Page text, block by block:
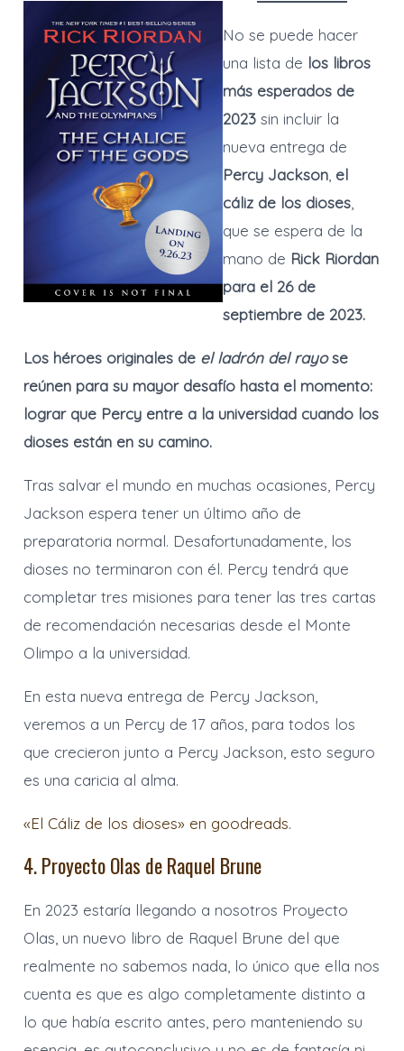
No se puede hacer
una lista de los libros
más esperados de
2023 sin incluir la
nueva entrega de
Percy Jackson el
cáliz de los dioses
que se espera de la
mano de Rick Riordan
para el 26 de
septiembre de 2023.
Los héroes originales de el ladrón del rayose
reúnen para su mayor desafío hasta el momento:
lograr que Percy entre a la universidad cuando los
dioses están en su camino.
Tras salvar el mundo en muchas ocasiones, Percy
Jackson espera tener un último año de
preparatoria normal. Desafortunadamente, los
dioses no terminaron con él. Percy tendrá que
completar tres misiones para tener las tres cartas
de recomendación necesarias desde el Monte
Olimpo a la universidad.
En esta nueva entrega de Percy Jackson,
veremos a un Percy de 17 años, para todos los
que crecieron junto a Percy Jackson, esto seguro
es una caricia al alma.
«El Cáliz de los dioses» en goodreads.
4. Proyecto Olas de Raquel Brune
En 2023 estaría llegando a nosotros Proyecto
Olas, un nuevo libro de Raquel Brune del que
realmente no sabemos nada, lo único que ella nos
cuenta es que es algo completamente distinto a
lo que había escrito antes, pero manteniendo su